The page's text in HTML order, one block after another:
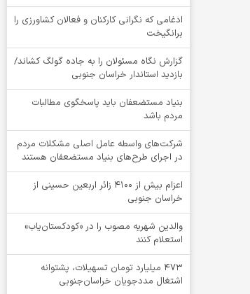
ادغامی که نگرانی کارکنان و فعالان کشاورزی را
برانگیخت
گزارش نگاه مسئولان را به جاده گولگ کشاند/
بازدید استاندار خراسان جنوبی
بنیاد مستضعفان باید پاسخگوی مطالبات
مردم باشد
شرکت‌های واسطه عامل اصلی مشکلات مردم
در اجرای طرح‌های بنیاد مستضعفان هستند
اعزام بیش از 4100 زائر اربعین حسینی از
خراسان جنوبی
والدین شهریه مصوب را در «کودکستان‌یاب»
استعلام کنند
۴۷۳ میلیارد تومان تسهیلات، پشتوانه
اشتغال مددجویان خراسان‌جنوبی